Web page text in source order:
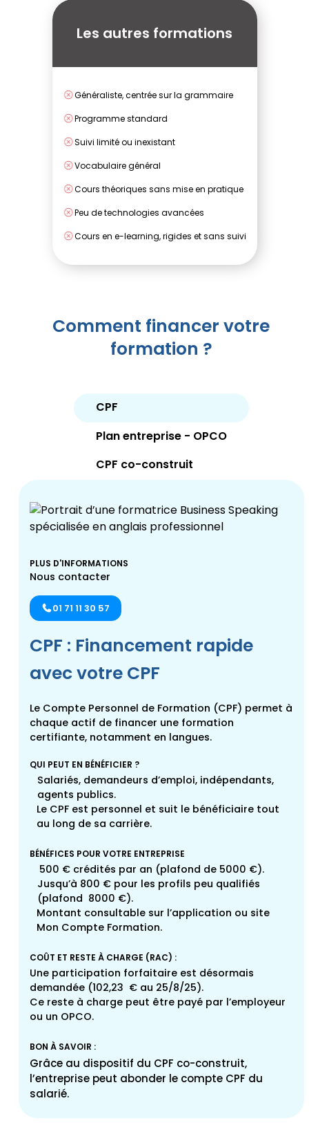
Les autres formations
Généraliste, centrée sur la grammaire
Programme standard
Suivi limité ou inexistant
Vocabulaire général
Cours théoriques sans mise en pratique
Peu de technologies avancées
Cours en e-learning, rigides et sans suivi
Comment financer votre
formation ?
CPF
Plan entreprise - OPCO
CPF co-construit
PLUS D'INFORMATIONS
Nous contacter
01 71 11 30 57
CPF : Financement rapide
avec votre CPF
Le Compte Personnel de Formation (CPF) permet à
chaque actif de financer une formation
certifiante, notamment en langues.
QUI PEUT EN BÉNÉFICIER ?
Salariés, demandeurs d’emploi, indépendants,
agents publics.
Le CPF est personnel et suit le bénéficiaire tout
au long de sa carrière.
BÉNÉFICES POUR VOTRE ENTREPRISE
500 € crédités par an (plafond de 5000 €).
Jusqu’à 800 € pour les profils peu qualifiés
(plafond 8000 €).
Montant consultable sur l’application ou site
Mon Compte Formation.
COÛT ET RESTE À CHARGE (RAC) :
Une participation forfaitaire est désormais
demandée (102,23 € au 25/8/25).
Ce reste à charge peut être payé par l’employeur
ou un OPCO.
BON À SAVOIR :
Grâce au dispositif du CPF co-construit,
l’entreprise peut abonder le compte CPF du
salarié.